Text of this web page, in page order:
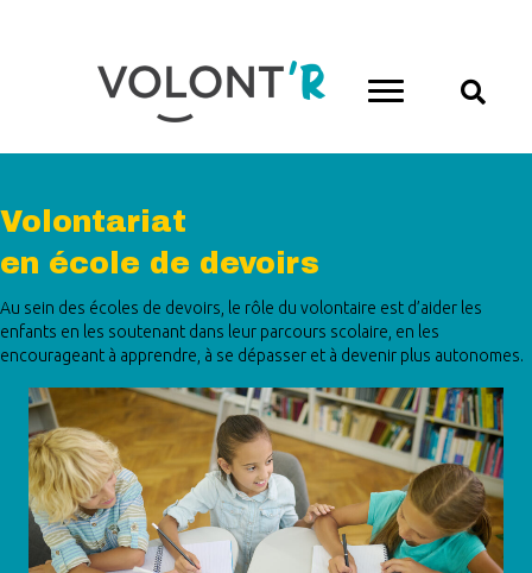
Volontariat
en école de devoirs
Au sein des écoles de devoirs, le rôle du volontaire est d’aider les
enfants en les soutenant dans leur parcours scolaire, en les
encourageant à apprendre, à se dépasser et à devenir plus autonomes.